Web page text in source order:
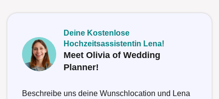
Deine Kostenlose
Hochzeitsassistentin Lena!
Meet Olivia of Wedding
Planner!
Beschreibe uns deine Wunschlocation und Lena